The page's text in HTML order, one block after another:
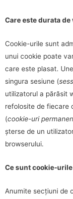
Care este durata de
Cookie-urile sunt
unui cookie poate
care este plasat.
singura sesiune (
utilizatorul a părăsit
refolosite de fiecare
(cookie-uri
șterse de un
browserului.
Ce sunt cookie-
Anumite secțiuni de